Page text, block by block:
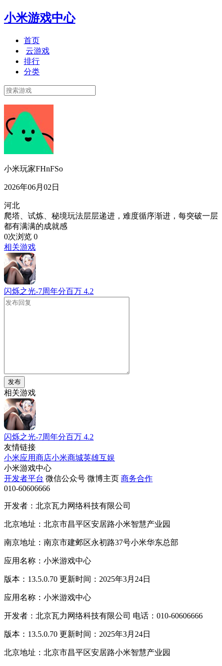
小米游戏中心
首页
云游戏
排行
分类
小米玩家FHnFSo
2026年06月02日
河北
爬塔、试炼、秘境玩法层层递进，难度循序渐进，每突破一层
都有满满的成就感
0次浏览 0
相关游戏
闪烁之光-7周年分百万 4.2
发布
相关游戏
闪烁之光-7周年分百万 4.2
友情链接
小米应用商店小米商城英雄互娱
小米游戏中心
开发者平台 微信公众号 微博主页 商务合作
010-60606666
开发者：北京瓦力网络科技有限公司
北京地址：北京市昌平区安居路小米智慧产业园
南京地址：南京市建邺区永初路37号小米华东总部
应用名称：小米游戏中心
版本：13.5.0.70 更新时间：2025年3月24日
应用名称：小米游戏中心
开发者：北京瓦力网络科技有限公司 电话：010-60606666
版本：13.5.0.70 更新时间：2025年3月24日
北京地址：北京市昌平区安居路小米智慧产业园